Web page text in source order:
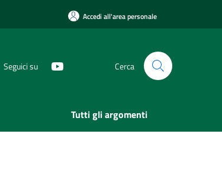
Accedi all'area personale
Seguici su Cerca
Tutti gli argomenti